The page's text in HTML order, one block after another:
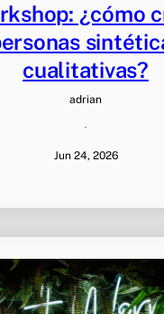
¿cómo
cualitativas?
adrian
·
Jun 24, 2026